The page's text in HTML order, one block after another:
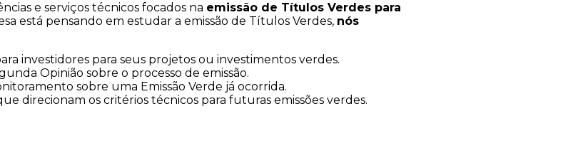
e serviços técnicos focados na emissão de Títulos Verdes para
está pensando em estudar a emissão de Títulos Verdes, nós
investidores para seus projetos ou investimentos verdes.
Opinião sobre o processo de emissão.
sobre uma Emissão Verde já ocorrida.
direcionam os critérios técnicos para futuras emissões verdes.